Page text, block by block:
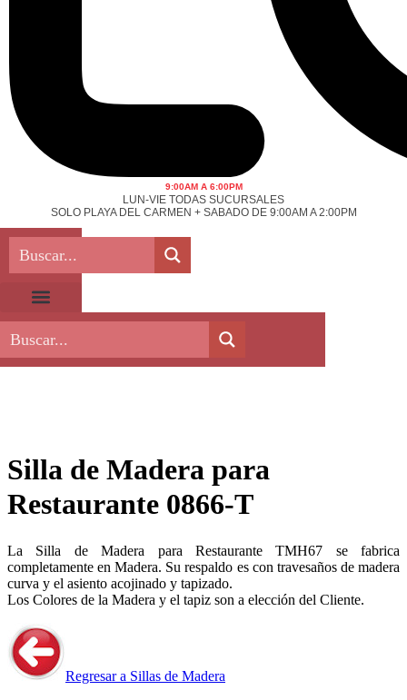
9:00AM A 6:00PM
LUN-VIE TODAS SUCURSALES
SOLO PLAYA DEL CARMEN + SABADO DE 9:00AM A 2:00PM
Silla de Madera para
Restaurante 0866-T
La Silla de Madera para Restaurante TMH67 se fabrica
completamente en Madera. Su respaldo es con travesaños de madera
curva y el asiento acojinado y tapizado.
Los Colores de la Madera y el tapiz son a elección del Cliente.
Regresar a Sillas de Madera